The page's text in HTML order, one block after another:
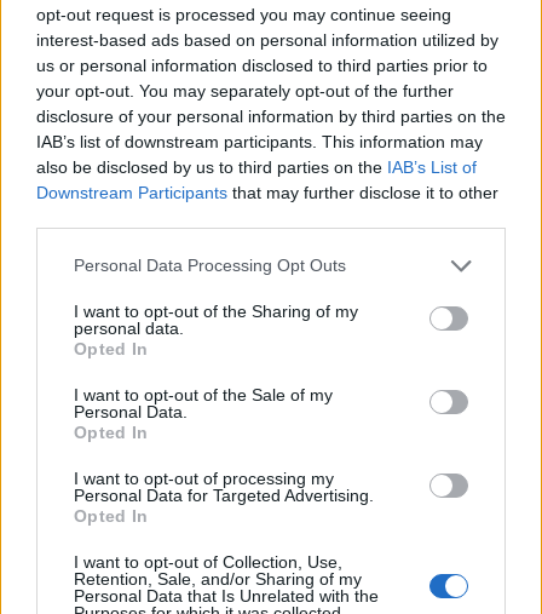
opt-out request is processed you may continue seeing
interest-based ads based on personal information utilized by
us or personal information disclosed to third parties prior to
your opt-out. You may separately opt-out of the further
disclosure of your personal information by third parties on the
IAB’s list of downstream participants. This information may
also be disclosed by us to third parties on the IAB’s List of
Downstream Participants that may further disclose it to other
Personal Data Processing Opt Outs
I want to opt-out of the Sharing of my
personal data.
Opted In
I want to opt-out of the Sale of my
Personal Data.
Opted In
I want to opt-out of processing my
Personal Data for Targeted Advertising.
Opted In
I want to opt-out of Collection, Use,
Retention, Sale, and/or Sharing of my
Personal Data that Is Unrelated with the
AI
Η ομάδα σου μεγαλώνει. Tο γραφείο
σου ακολουθεί;
Advertorial
Περισσότερα από το
Trade Estates: Στην κατοχή της το
07/08/26|16:53
Ατρόμητος και Novibet
ανανεώνουν τη συνεργασία τους